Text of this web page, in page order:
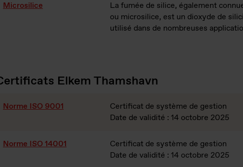
Microsilice
La fumée de silice, également
ou microsilice, est un dioxyde de
utilisé dans de nombreuses
Elkem Thamshavn
Norme ISO 9001
Certificat de système de gestion
Date de validité : 14 octobre 2025
Norme ISO 14001
Certificat de système de gestion
Date de validité : 14 octobre 2025